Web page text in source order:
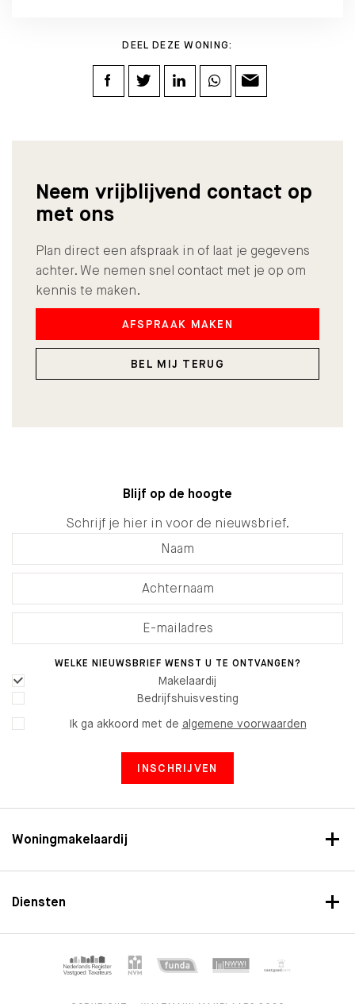
DEEL DEZE WONING:
Neem vrijblijvend contact op
met ons
Plan direct een afspraak in of laat je gegevens
achter. We nemen snel contact met je op om
kennis te maken.
AFSPRAAK MAKEN
BEL MIJ TERUG
Woningmakelaardij
Diensten
Blijf op de hoogte
Schrijf je hier in voor de nieuwsbrief.
WELKE NIEUWSBRIEF WENST U TE ONTVANGEN?
Makelaardij
Bedrijfshuisvesting
Ik ga akkoord met de algemene voorwaarden
INSCHRIJVEN